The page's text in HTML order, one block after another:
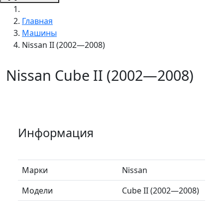
Главная
Машины
Nissan II (2002—2008)
Nissan Cube II (2002—2008)
Информация
Марки
Nissan
Модели
Cube II (2002—2008)